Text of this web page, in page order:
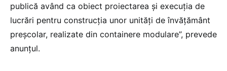
publică având ca obiect proiectarea şi execuţia de
lucrări pentru construcţia unor unităţi de învăţământ
preşcolar, realizate din containere modulare”, prevede
anunţul.